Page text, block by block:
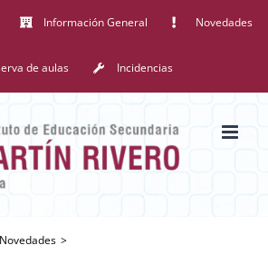
Información General Novedades
de aulas Incidencias
Novedades